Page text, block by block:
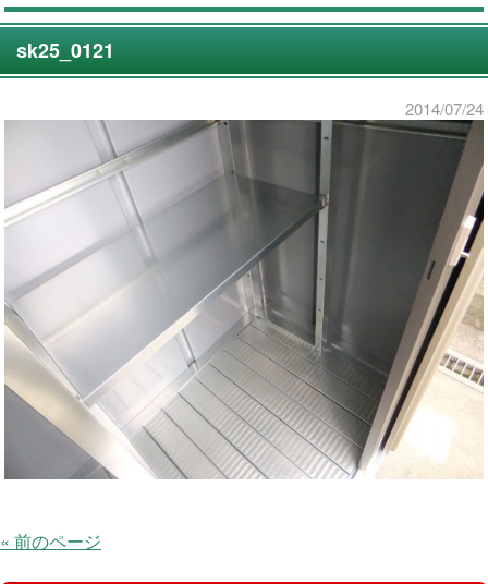
sk25_0121
2014/07/24
« 前のページ